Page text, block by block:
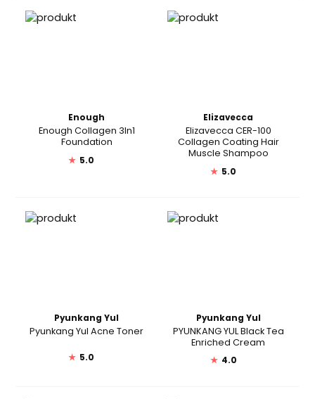
Enough
Enough Collagen 3In1
Foundation
★ 5.0
Elizavecca
Elizavecca CER-100
Collagen Coating Hair
Muscle Shampoo
★ 5.0
Pyunkang Yul
Pyunkang Yul Acne Toner
★ 5.0
Pyunkang Yul
PYUNKANG YUL Black Tea
Enriched Cream
★ 4.0